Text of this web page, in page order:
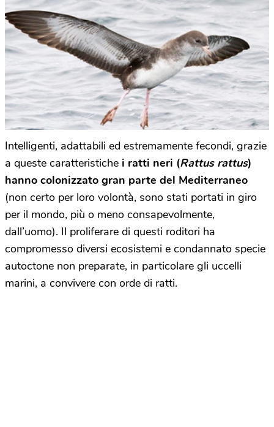
Intelligenti, adattabili ed estremamente fecondi, grazie
a queste caratteristiche i ratti neri (Rattus rattus)
hanno colonizzato gran parte del Mediterraneo
(non certo per loro volontà, sono stati portati in giro
per il mondo, più o meno consapevolmente,
dall’uomo). Il proliferare di questi roditori ha
compromesso diversi ecosistemi e condannato specie
autoctone non preparate, in particolare gli uccelli
marini, a convivere con orde di ratti.